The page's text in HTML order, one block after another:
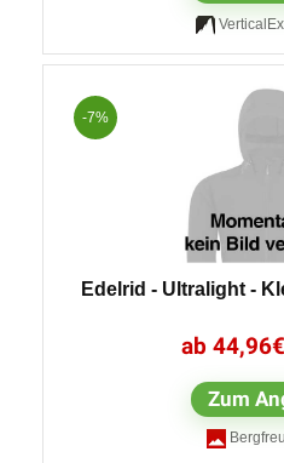
-7%
Edelrid - Ultralight -
44,96€
Zum